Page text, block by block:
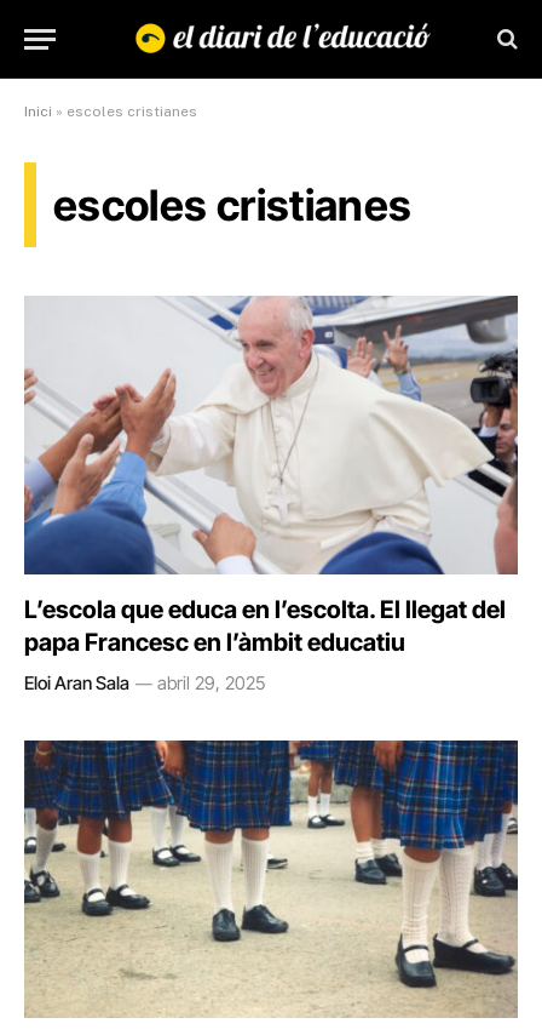
Inici » escoles cristianes
escoles cristianes
L’escola que educa en l’escolta. El llegat del
papa Francesc en l’àmbit educatiu
Eloi Aran Sala abril 29, 2025